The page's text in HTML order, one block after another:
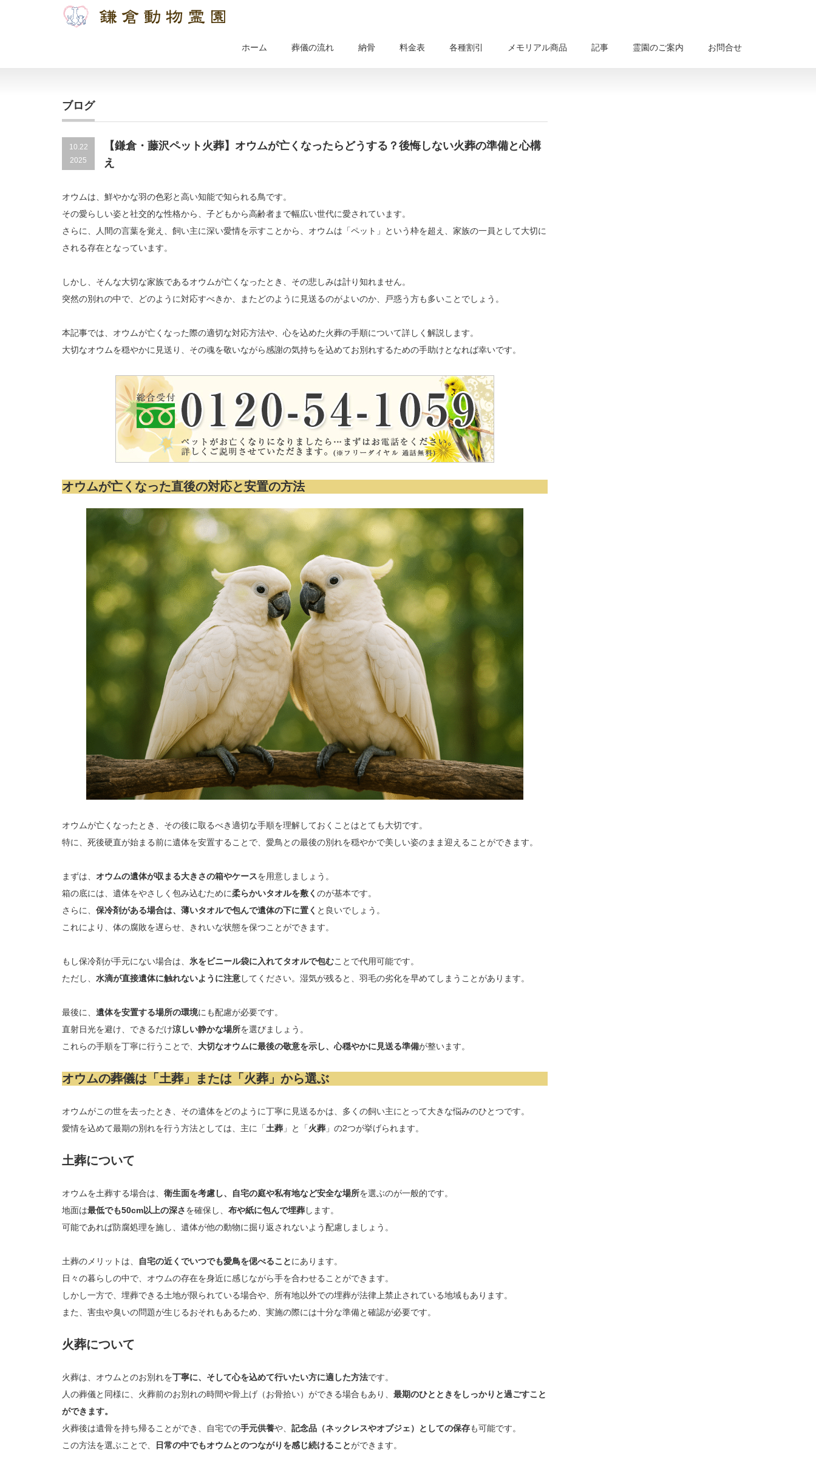
ホーム 葬儀の流れ 納骨 料金表 各種割引 メモリアル商品 記事 霊園のご案内 お問合せ
ブログ
10.22
2025
【鎌倉・藤沢ペット火葬】オウムが亡くなったらどうする？後悔しない火葬の準備と心構
え
オウムは、鮮やかな羽の色彩と高い知能で知られる鳥です。
その愛らしい姿と社交的な性格から、子どもから高齢者まで幅広い世代に愛されています。
さらに、人間の言葉を覚え、飼い主に深い愛情を示すことから、オウムは「ペット」という枠を超え、家族の一員として大切に
される存在となっています。
しかし、そんな大切な家族であるオウムが亡くなったとき、その悲しみは計り知れません。
突然の別れの中で、どのように対応すべきか、またどのように見送るのがよいのか、戸惑う方も多いことでしょう。
本記事では、オウムが亡くなった際の適切な対応方法や、心を込めた火葬の手順について詳しく解説します。
大切なオウムを穏やかに見送り、その魂を敬いながら感謝の気持ちを込めてお別れするための手助けとなれば幸いです。
オウムが亡くなった直後の対応と安置の方法
オウムが亡くなったとき、その後に取るべき適切な手順を理解しておくことはとても大切です。
特に、死後硬直が始まる前に遺体を安置することで、愛鳥との最後の別れを穏やかで美しい姿のまま迎えることができます。
まずは、 オウムの遺体が収まる大きさの箱やケースを用意しましょう。
箱の底には、遺体をやさしく包み込むために柔らかいタオルを敷く のが基本です。
さらに、 保冷剤がある場合は、薄いタオルで包んで遺体の下に置く と良いでしょう。
これにより、体の腐敗を遅らせ、きれいな状態を保つことができます。
もし保冷剤が手元にない場合は、 氷をビニール袋に入れてタオルで包むことで代用可能です。
ただし、 水滴が直接遺体に触れないように注意してください。湿気が残ると、羽毛の劣化を早めてしまうことがあります。
最後に、 遺体を安置する場所の環境にも配慮が必要です。
直射日光を避け、できるだけ涼しい静かな場所を選びましょう。
これらの手順を丁寧に行うことで、 大切なオウムに最後の敬意を示し、心穏やかに見送る準備が整います。
オウムの葬儀は「土葬」または「火葬」から選ぶ
オウムがこの世を去ったとき、その遺体をどのように丁寧に見送るかは、多くの飼い主にとって大きな悩みのひとつです。
愛情を込めて最期の別れを行う方法としては、主に「土葬 」と「火葬 」の2つが挙げられます。
土葬について
オウムを土葬する場合は、 衛生面を考慮し、自宅の庭や私有地など安全な場所を選ぶのが一般的です。
地面は最低でも50cm以上の深さを確保し、 布や紙に包んで埋葬します。
可能であれば防腐処理を施し、遺体が他の動物に掘り返されないよう配慮しましょう。
土葬のメリットは、 自宅の近くでいつでも愛鳥を偲べることにあります。
日々の暮らしの中で、オウムの存在を身近に感じながら手を合わせることができます。
しかし一方で、埋葬できる土地が限られている場合や、所有地以外での埋葬が法律上禁止されている地域もあります。
また、害虫や臭いの問題が生じるおそれもあるため、実施の際には十分な準備と確認が必要です。
火葬について
火葬は、オウムとのお別れを丁寧に、そして心を込めて行いたい方に適した方法です。
人の葬儀と同様に、火葬前のお別れの時間や骨上げ（お骨拾い）ができる場合もあり、 最期のひとときをしっかりと過ごすこと
ができます。
火葬後は遺骨を持ち帰ることができ、自宅での手元供養や、 記念品（ネックレスやオブジェ）としての保存も可能です。
この方法を選ぶことで、
日常の中でもオウムとのつながりを感じ続けることができます。